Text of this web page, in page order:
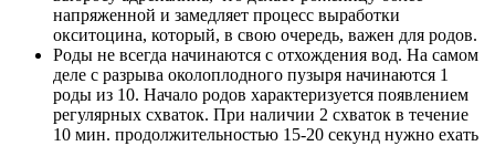
напряженной и замедляет процесс выработки
окситоцина, который, в свою очередь, важен для родов.
Роды не всегда начинаются с отхождения вод. На самом
деле с разрыва околоплодного пузыря начинаются 1
роды из 10. Начало родов характеризуется появлением
регулярных схваток. При наличии 2 схваток в течение
10 мин. продолжительностью 15-20 секунд нужно ехать